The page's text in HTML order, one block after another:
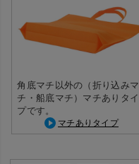
角底マチ以外の（折り込みマ
チ・船底マチ）マチありタイ
プです。
マチありタイプ